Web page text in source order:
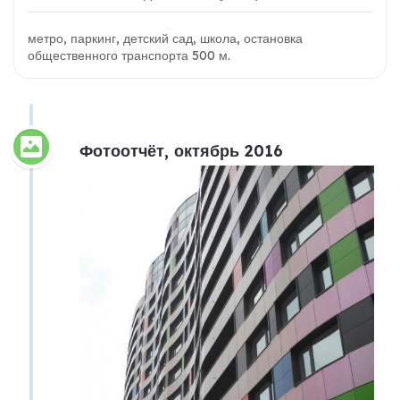
метро, паркинг, детский сад, школа, остановка
общественного транспорта 500 м.
Фотоотчёт, октябрь 2016